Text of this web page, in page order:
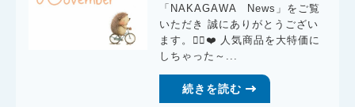
「NAKAGAWA News」をご覧
いただき 誠にありがとうござい
ます。🙇‍♀️❤️ 人気商品を大特価に
しちゃった～...
続きを読む